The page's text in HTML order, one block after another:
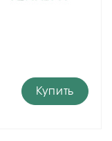
Купить